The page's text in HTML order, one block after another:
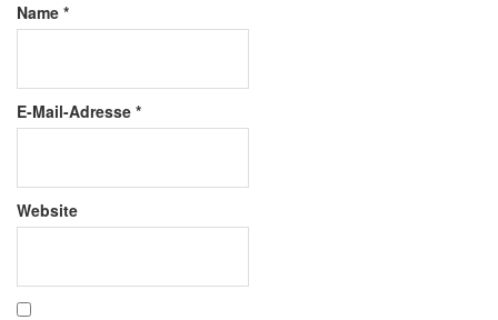
Name *
E-Mail-Adresse *
Website